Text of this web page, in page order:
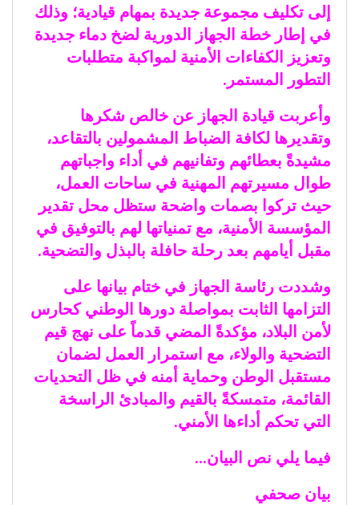
إلى تكليف مجموعة جديدة بمهام قيادية؛ وذلك
في إطار خطة الجهاز الدورية لضخ دماء جديدة
وتعزيز الكفاءات الأمنية لمواكبة متطلبات
التطور المستمر.
​وأعربت قيادة الجهاز عن خالص شكرها
وتقديرها لكافة الضباط المشمولين بالتقاعد،
مشيدةً بعطائهم وتفانيهم في أداء واجباتهم
طوال مسيرتهم المهنية في ساحات العمل،
حيث تركوا بصمات واضحة ستظل محل تقدير
المؤسسة الأمنية، مع تمنياتها لهم بالتوفيق في
مقبل أيامهم بعد رحلة حافلة بالبذل والتضحية.
​وشددت رئاسة الجهاز في ختام بيانها على
التزامها الثابت بمواصلة دورها الوطني كحارس
لأمن البلاد، مؤكدةً المضي قدماً على نهج قيم
التضحية والولاء، مع استمرار العمل لضمان
مستقبل الوطن وحماية أمنه في ظل التحديات
القائمة، متمسكةً بالقيم والمبادئ الراسخة
التي تحكم أداءها الأمني.
فيما يلي نص البيان…
بيان صحفي